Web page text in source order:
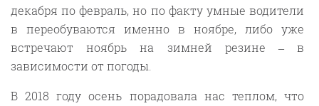
декабря по февраль, но по факту умные водители
в переобуваются именно в ноябре, либо уже
встречают ноябрь на зимней резине – в
зависимости от погоды.
В 2018 году осень порадовала нас теплом, что